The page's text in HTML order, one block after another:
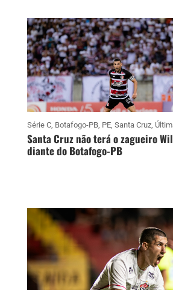
Série C, Botafogo-PB, PE, Santa Cruz,
Santa Cruz não terá o zagueiro
diante do Botafogo-PB